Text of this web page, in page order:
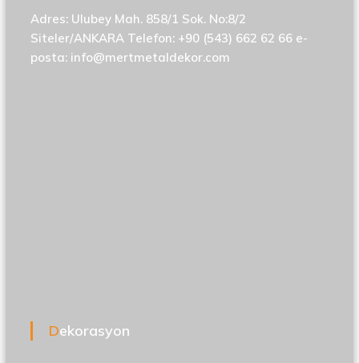
Adres: Ulubey Mah. 858/1 Sok. No:8/2
Siteler/ANKARA Telefon: +90 (543) 662 62 66 e-
posta: info@mertmetaldekor.com
Dekorasyon